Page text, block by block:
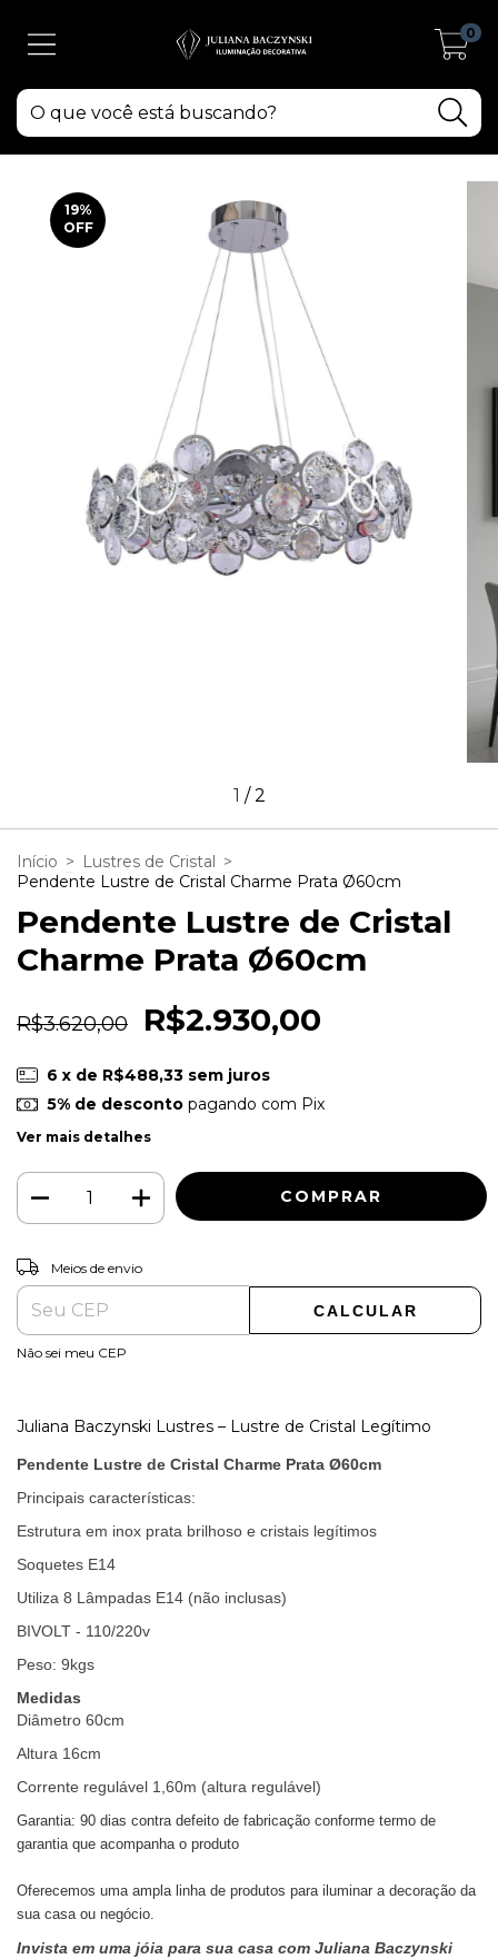
0
19%
OFF
1 /2
Início > Lustres de Cristal >
Pendente Lustre de Cristal Charme Prata Ø60cm
Pendente Lustre de Cristal
Charme Prata Ø60cm
R$3.620,00 R$2.930,00
6 x de R$488,33 sem juros
5% de descontopagando com Pix
Ver mais detalhes
Entregas para o CEP:
Meios de envio
CALCULAR
Não sei meu CEP
Juliana Baczynski Lustres – Lustre de Cristal Legítimo
Pendente Lustre de Cristal Charme Prata Ø60cm
Principais características:
Estrutura em inox prata brilhoso e cristais legítimos
Soquetes E14
Utiliza 8 Lâmpadas E14 (não inclusas)
BIVOLT - 110/220v
Peso: 9kgs
Medidas
Diâmetro 60cm
Altura 16cm
Corrente regulável 1,60m (altura regulável)
Garantia: 90 dias contra defeito de fabricação conforme termo de
garantia que acompanha o produto
Oferecemos uma ampla linha de produtos para iluminar a decoração da
sua casa ou negócio.
Invista em uma jóia para sua casa com Juliana Baczynski